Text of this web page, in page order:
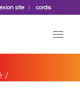
site cordis
/